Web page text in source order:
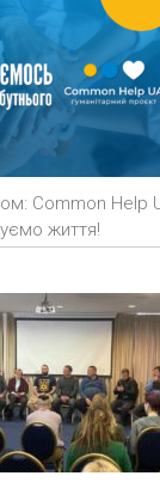
Common Help
життя!